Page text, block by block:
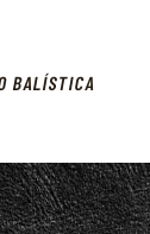
BALÍSTICA